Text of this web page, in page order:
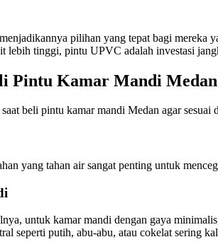
pilihan yang tepat bagi mereka
lebih tinggi, pintu UPVC adalah investasi
Pintu Kamar Mandi Medan
beli pintu kamar mandi Medan agar sesuai
yang tahan air sangat penting untuk
untuk kamar mandi dengan gaya
seperti putih, abu-abu, atau cokelat sering